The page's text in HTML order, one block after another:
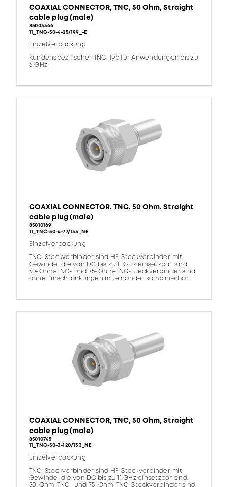
COAXIAL CONNECTOR, TNC, 50 Ohm, Straight
cable plug (male)
85003366
11_TNC-50-4-25/199_-E
Einzelverpackung
Kundenspezifischer TNC-Typ für Anwendungen bis zu
6 GHz
COAXIAL CONNECTOR, TNC, 50 Ohm, Straight
cable plug (male)
85010169
11_TNC-50-4-77/133_NE
Einzelverpackung
TNC-Steckverbinder sind HF-Steckverbinder mit
Gewinde, die von DC bis zu 11 GHz einsetzbar sind.
50-Ohm-TNC- und 75-Ohm-TNC-Steckverbinder sind
ohne Einschränkungen miteinander kombinierbar.
COAXIAL CONNECTOR, TNC, 50 Ohm, Straight
cable plug (male)
85010745
11_TNC-50-3-120/133_NE
Einzelverpackung
TNC-Steckverbinder sind HF-Steckverbinder mit
Gewinde, die von DC bis zu 11 GHz einsetzbar sind.